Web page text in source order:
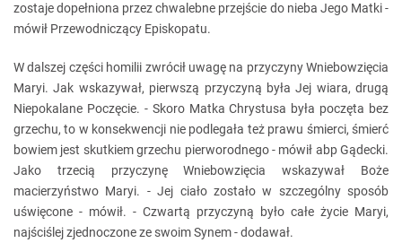
zostaje dopełniona przez chwalebne przejście do nieba Jego Matki -
mówił Przewodniczący Episkopatu.
W dalszej części homilii zwrócił uwagę na przyczyny Wniebowzięcia
Maryi. Jak wskazywał, pierwszą przyczyną była Jej wiara, drugą
Niepokalane Poczęcie. - Skoro Matka Chrystusa była poczęta bez
grzechu, to w konsekwencji nie podlegała też prawu śmierci, śmierć
bowiem jest skutkiem grzechu pierworodnego - mówił abp Gądecki.
Jako trzecią przyczynę Wniebowzięcia wskazywał Boże
macierzyństwo Maryi. - Jej ciało zostało w szczególny sposób
uświęcone - mówił. - Czwartą przyczyną było całe życie Maryi,
najściślej zjednoczone ze swoim Synem - dodawał.